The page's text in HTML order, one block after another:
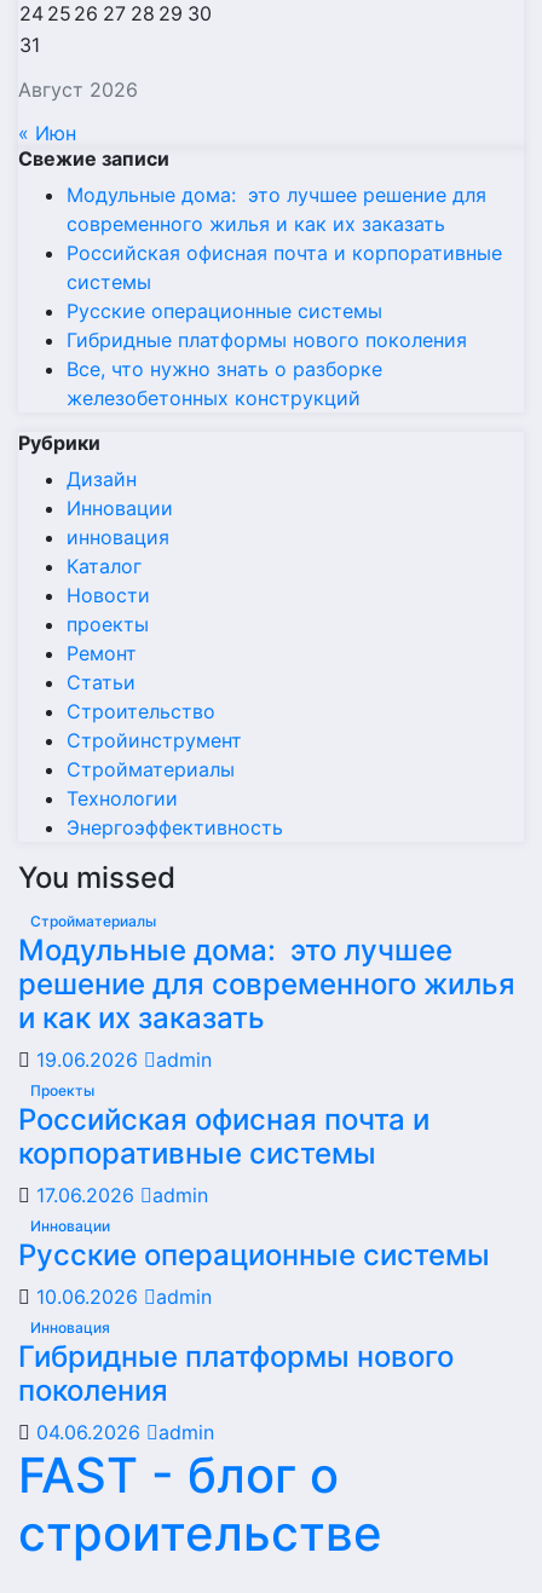
Август 2026
24 25 26 27 28 29 30
31
« Июн
Свежие записи
Модульные дома: это лучшее решение для
современного жилья и как их заказать
Российская офисная почта и корпоративные
системы
Русские операционные системы
Гибридные платформы нового поколения
Все, что нужно знать о разборке
железобетонных конструкций
Рубрики
Дизайн
Инновации
инновация
Каталог
Новости
проекты
Ремонт
Статьи
Строительство
Стройинструмент
Стройматериалы
Технологии
Энергоэффективность
You missed
Стройматериалы
Модульные дома: это лучшее
решение для современного жилья
и как их заказать
19.06.2026 admin
Проекты
Российская офисная почта и
корпоративные системы
17.06.2026 admin
Инновации
Русские операционные системы
10.06.2026 admin
Инновация
Гибридные платформы нового
поколения
04.06.2026 admin
FAST - блог о
строительстве